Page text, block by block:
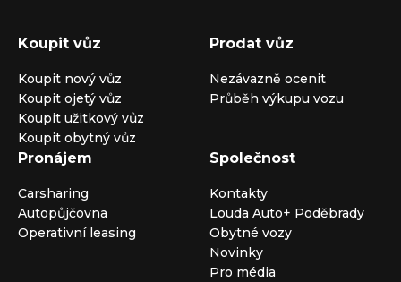
Koupit vůz
Koupit nový vůz
Koupit ojetý vůz
Koupit užitkový vůz
Koupit obytný vůz
Prodat vůz
Nezávazně ocenit
Průběh výkupu vozu
Pronájem
Carsharing
Autopůjčovna
Operativní leasing
Společnost
Kontakty
Louda Auto+ Poděbrady
Obytné vozy
Novinky
Pro média